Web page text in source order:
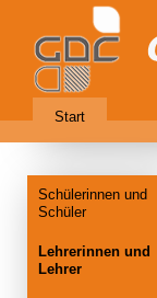
Start
Schülerinnen und
Schüler
Lehrerinnen und
Lehrer